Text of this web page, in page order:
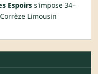
Espoirs s'impose 34–
Limousin